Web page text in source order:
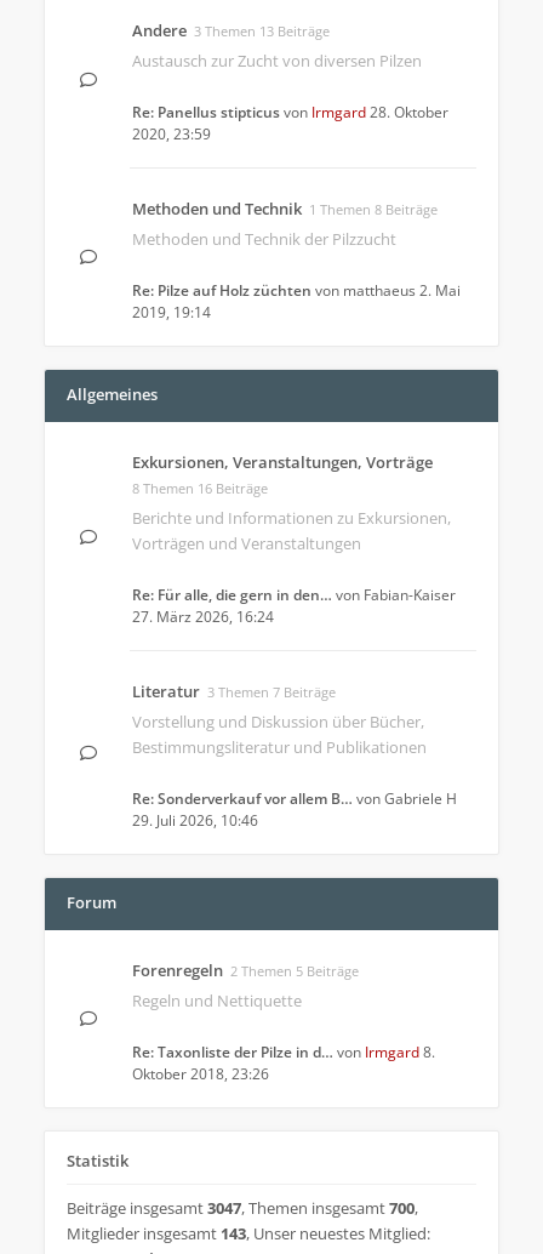
Andere 3 Themen 13 Beiträge
Austausch zur Zucht von diversen Pilzen
Re: Panellus stipticusvon Irmgard28. Oktober
2020, 23:59
Methoden und Technik 1 Themen 8 Beiträge
Methoden und Technik der Pilzzucht
Re: Pilze auf Holz züchten von matthaeus 2. Mai
2019, 19:14
Allgemeines
Exkursionen, Veranstaltungen, Vorträge
8 Themen 16 Beiträge
Berichte und Informationen zu Exkursionen,
Vorträgen und Veranstaltungen
Re: Für alle, die gern in den… von Fabian-Kaiser
27. März 2026, 16:24
Literatur 3 Themen 7 Beiträge
Vorstellung und Diskussion über Bücher,
Bestimmungsliteratur und Publikationen
Re: Sonderverkauf vor allem B… vonGabriele H
29. Juli 2026, 10:46
Forum
Forenregeln 2 Themen 5 Beiträge
Regeln und Nettiquette
Re: Taxonliste der Pilze in d… von Irmgard8.
Oktober 2018, 23:26
Statistik
Beiträge insgesamt3047,Themen insgesamt700,
Mitglieder insgesamt 143, Unser neuestes Mitglied: